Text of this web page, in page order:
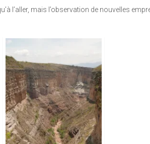
l’aller, mais l’observation de nouvelles